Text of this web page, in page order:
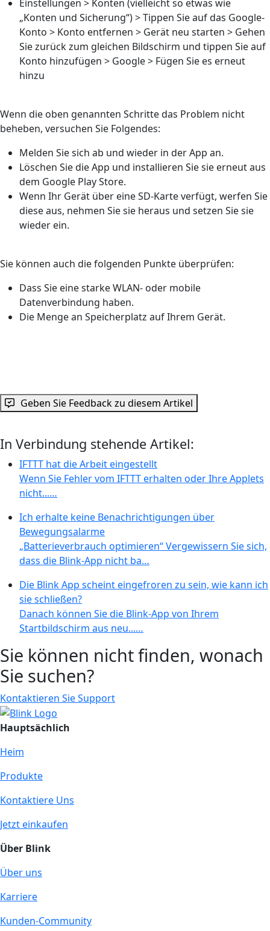
Einstellungen > Konten (vielleicht so etwas wie
„Konten und Sicherung“) > Tippen Sie auf das Google-
Konto > Konto entfernen > Gerät neu starten > Gehen
Sie zurück zum gleichen Bildschirm und tippen Sie auf
Konto hinzufügen > Google > Fügen Sie es erneut
hinzu
Wenn die oben genannten Schritte das Problem nicht
beheben, versuchen Sie Folgendes:
Melden Sie sich ab und wieder in der App an.
Löschen Sie die App und installieren Sie sie erneut aus
dem Google Play Store.
Wenn Ihr Gerät über eine SD-Karte verfügt, werfen Sie
diese aus, nehmen Sie sie heraus und setzen Sie sie
wieder ein.
Sie können auch die folgenden Punkte überprüfen:
Dass Sie eine starke WLAN- oder mobile
Datenverbindung haben.
Die Menge an Speicherplatz auf Ihrem Gerät.
Geben Sie Feedback zu diesem Artikel
In Verbindung stehende Artikel:
IFTTT hat die Arbeit eingestellt
Wenn Sie Fehler vom IFTTT erhalten oder Ihre Applets
nicht...…
Ich erhalte keine Benachrichtigungen über
Bewegungsalarme
„Batterieverbrauch optimieren“ Vergewissern Sie sich,
dass die Blink-App nicht ba…
Die Blink App scheint eingefroren zu sein, wie kann ich
sie schließen?
Danach können Sie die Blink-App von Ihrem
Startbildschirm aus neu...…
Sie können nicht finden, wonach
Sie suchen?
Kontaktieren Sie Support
Hauptsächlich
Heim
Produkte
Kontaktiere Uns
Jetzt einkaufen
Über Blink
Über uns
Karriere
Kunden-Community